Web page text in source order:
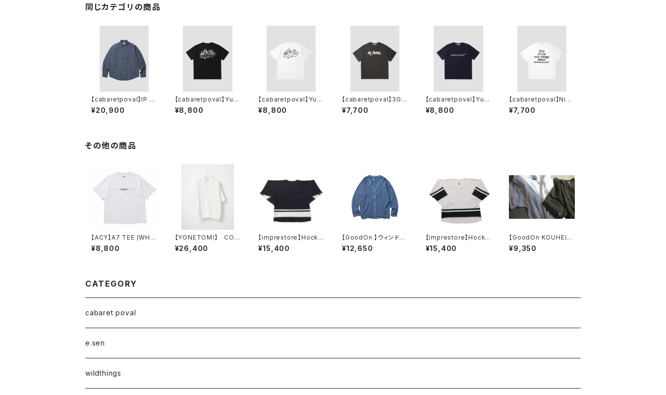
同じカテゴリの商品
【cabaretpoval】IP Pl
aid L/S Shirt
¥20,900
【cabaretpoval】Yu N
agaba PCL Tee(BLA
CK)
¥8,800
【cabaretpoval】Yu N
agaba PCL Tee(WHI
TE)
¥8,800
【cabaretpoval】3G L
ogo Tee(SUMI)
¥7,700
【cabaretpoval】Yu N
agaba Logo Tee (N
AVY)
¥8,800
【cabaretpoval】Nice
Things Tee(WHITE)
¥7,700
その他の商品
【ACY】A7 TEE (WHIT
E)
¥8,800
【YONETOMI】 COT
TON SUKASHI KNIT
SHIRT（WHITE)
¥26,400
【imprestore】Hocke
y V-neck / Duke-me
sh t-cloth V.D (fade
¥15,400
【GoodOn 】ウィンドス
ルーカーディガン(AJIS
AI)
¥12,650
【imprestore】Hocke
y V-neck / Duke-me
sh t-cloth V.D (fade
¥15,400
【GoodOn KOUHEIT
ERRAI】HAND PAINT
TEE（WHITE)
¥9,350
CATEGORY
cabaret poval
e.sen
wildthings